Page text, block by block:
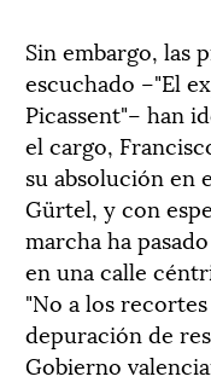
Sin embargo, las
escuchado –"El
Picassent"– han
el cargo,
su absolución en
Gürtel, y con
marcha ha
en una calle
"No a los
depuración de
Gobierno